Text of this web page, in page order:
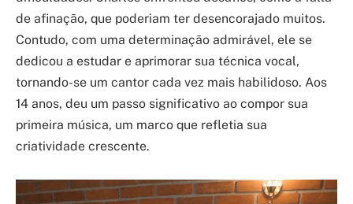
de afinação, que poderiam ter desencorajado muitos.
Contudo, com uma determinação admirável, ele se
dedicou a estudar e aprimorar sua técnica vocal,
tornando-se um cantor cada vez mais habilidoso. Aos
14 anos, deu um passo significativo ao compor sua
primeira música, um marco que refletia sua
criatividade crescente.